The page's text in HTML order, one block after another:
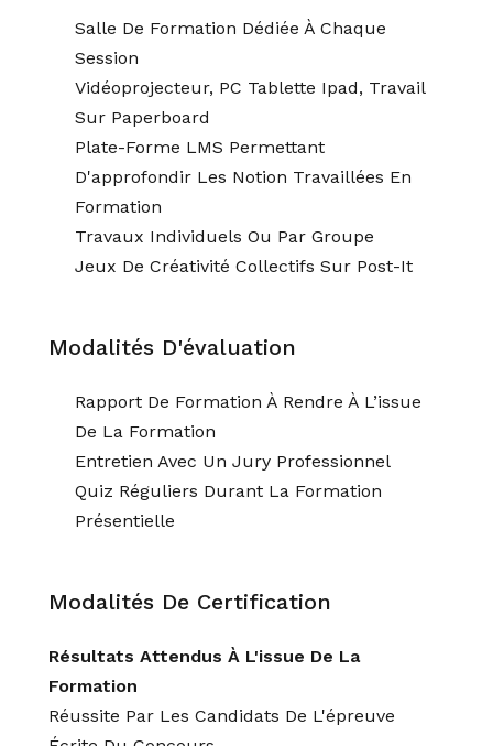
Salle De Formation Dédiée À Chaque
Session
Vidéoprojecteur, PC Tablette Ipad, Travail
Sur Paperboard
Plate-Forme LMS Permettant
D'approfondir Les Notion Travaillées En
Formation
Travaux Individuels Ou Par Groupe
Jeux De Créativité Collectifs Sur Post-It
Modalités D'évaluation
Rapport De Formation À Rendre À L’issue
De La Formation
Entretien Avec Un Jury Professionnel
Quiz Réguliers Durant La Formation
Présentielle
Modalités De Certification
Résultats Attendus À L'issue De La
Formation
Réussite Par Les Candidats De L'épreuve